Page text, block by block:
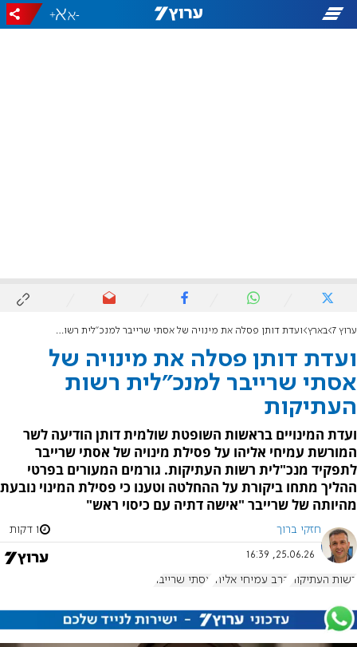
-
+
ערוץ 7 בארץ ועדת דותן פסלה את מינויה של אסתי שרייבר למנכ"לית רשות העתיקות
ועדת דותן פסלה את מינויה של
אסתי שרייבר למנכ"לית רשות
העתיקות
ועדת המינויים בראשות השופטת שולמית דותן הודיעה לשר
המורשת עמיחי אליהו על פסילת מינויה של אסתי שרייבר
לתפקיד מנכ"לית רשות העתיקות. גורמים המעורים בפרטי
ההליך מתחו ביקורת על ההחלטה וטענו כי פסילת המינוי נובעת
מהיותה של שרייבר "אישה דתיה עם כיסוי ראש"
חזקי ברוך 1 דקות
25.06.26, 16:39
רשות העתיקות הרב עמיחי אליהו אסתי שרייבר